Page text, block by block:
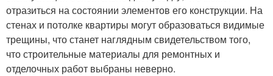
отразиться на состоянии элементов его конструкции. На
стенах и потолке квартиры могут образоваться видимые
трещины, что станет наглядным свидетельством того,
что строительные материалы для ремонтных и
отделочных работ выбраны неверно.